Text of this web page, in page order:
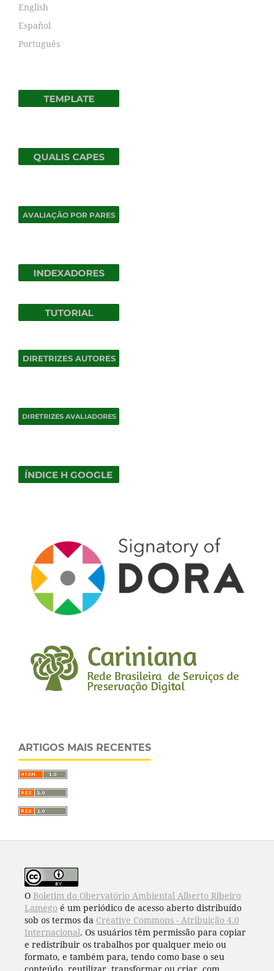
English
Español
Português
ARTIGOS MAIS RECENTES
O Boletim do Obervatório Ambiental Alberto Ribeiro
Lamego é um periódico de acesso aberto distribuído
sob os termos da Creative Commons - Atribuição 4.0
Internacional. Os usuários têm permissão para copiar
e redistribuir os trabalhos por qualquer meio ou
formato, e também para, tendo como base o seu